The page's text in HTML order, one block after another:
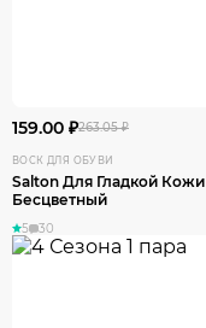
159.00 ₽263.05 ₽
ВОСК ДЛЯ ОБУВИ
Salton Для Гладкой Кожи
Бесцветный
5 30